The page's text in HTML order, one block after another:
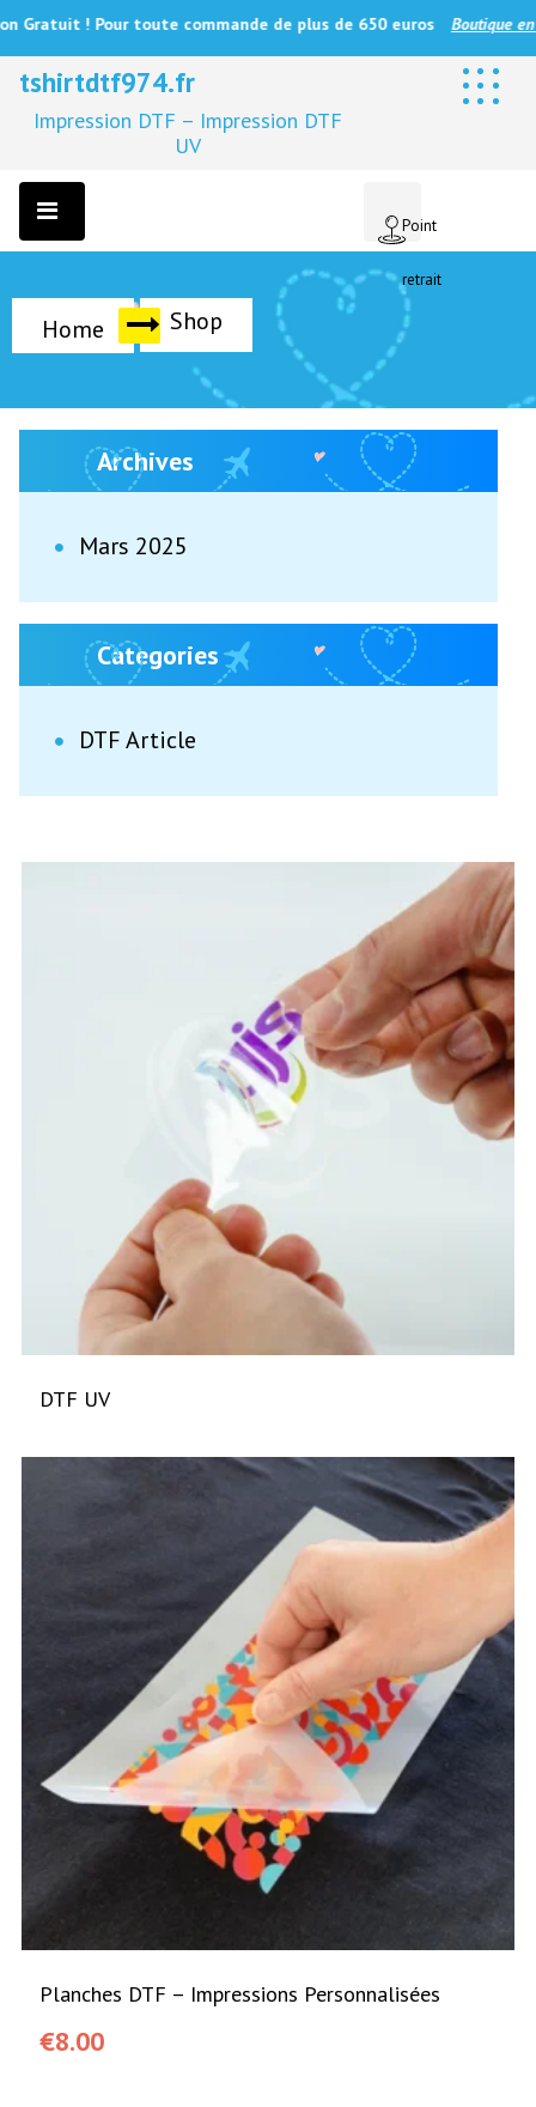
! Pour toute commande de plus de 650 euros Boutique en
tshirtdtf974.fr
Impression DTF – Impression DTF
UV
Point
retrait
Home Shop
Archives
Mars 2025
Categories
DTF Article
DTF UV
Planches DTF – Impressions Personnalisées
€8.00